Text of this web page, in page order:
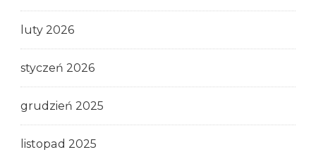
luty 2026
styczeń 2026
grudzień 2025
listopad 2025